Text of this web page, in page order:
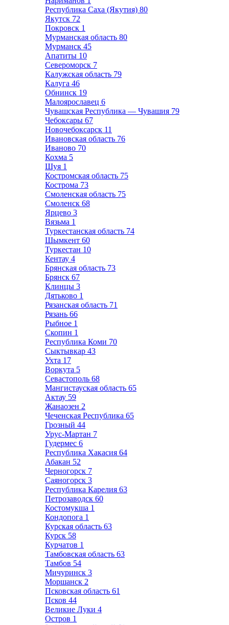
Республика Саха (Якутия) 80
Якутск 72
Покровск 1
Мурманская область 80
Мурманск 45
Апатиты 10
Североморск 7
Калужская область 79
Калуга 46
Обнинск 19
Малоярославец 6
Чувашская Республика — Чувашия 79
Чебоксары 67
Новочебоксарск 11
Ивановская область 76
Иваново 70
Кохма 5
Шуя 1
Костромская область 75
Кострома 73
Смоленская область 75
Смоленск 68
Ярцево 3
Вязьма 1
Туркестанская область 74
Шымкент 60
Туркестан 10
Кентау 4
Брянская область 73
Брянск 67
Клинцы 3
Дятьково 1
Рязанская область 71
Рязань 66
Рыбное 1
Скопин 1
Республика Коми 70
Сыктывкар 43
Ухта 17
Воркута 5
Севастополь 68
Мангистауская область 65
Актау 59
Жанаозен 2
Чеченская Республика 65
Грозный 44
Урус-Мартан 7
Гудермес 6
Республика Хакасия 64
Абакан 52
Черногорск 7
Саяногорск 3
Республика Карелия 63
Петрозаводск 60
Костомукша 1
Кондопога 1
Курская область 63
Курск 58
Курчатов 1
Тамбовская область 63
Тамбов 54
Мичуринск 3
Моршанск 2
Псковская область 61
Псков 44
Великие Луки 4
Остров 1